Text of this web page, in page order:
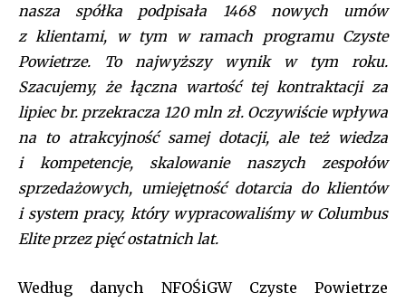
nasza spółka podpisała 1468 nowych umów
z klientami, w tym w ramach programu Czyste
Powietrze. To najwyższy wynik w tym roku.
Szacujemy, że łączna wartość tej kontraktacji za
lipiec br. przekracza 120 mln zł. Oczywiście wpływa
na to atrakcyjność samej dotacji, ale też wiedza
i kompetencje, skalowanie naszych zespołów
sprzedażowych, umiejętność dotarcia do klientów
i system pracy, który wypracowaliśmy w Columbus
Elite przez pięć ostatnich lat.
Według danych NFOŚiGW Czyste Powietrze